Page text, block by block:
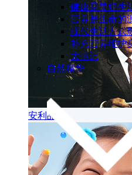
安利品牌
健康是美好生
营养是生命的
现代生活方式
补充营养维护
大事记
自然精华